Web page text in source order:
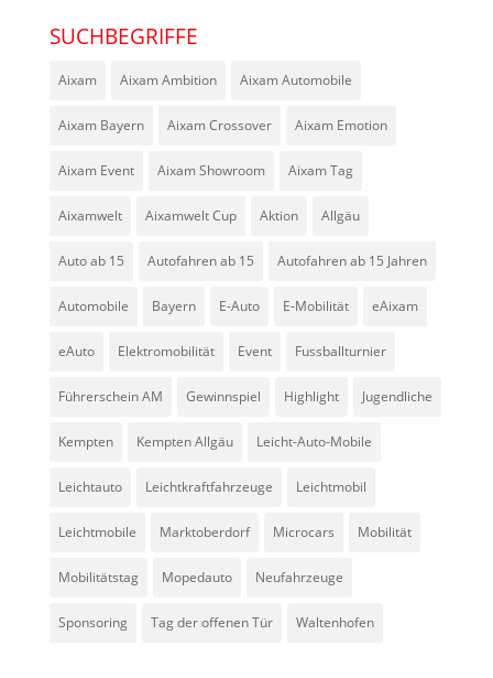
SUCHBEGRIFFE
Aixam Aixam Ambition Aixam Automobile
Aixam Bayern Aixam Crossover Aixam Emotion
Aixam Event Aixam Showroom Aixam Tag
Aixamwelt Aixamwelt Cup Aktion Allgäu
Auto ab 15 Autofahren ab 15 Autofahren ab 15 Jahren
Automobile Bayern E-Auto E-Mobilität eAixam
eAuto Elektromobilität Event Fussballturnier
Führerschein AM Gewinnspiel Highlight Jugendliche
Kempten Kempten Allgäu Leicht-Auto-Mobile
Leichtauto Leichtkraftfahrzeuge Leichtmobil
Leichtmobile Marktoberdorf Microcars Mobilität
Mobilitätstag Mopedauto Neufahrzeuge
Sponsoring Tag der offenen Tür Waltenhofen